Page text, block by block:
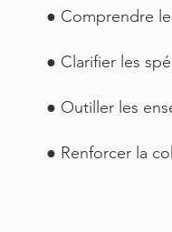
● Comprendre
● Clarifier les
● Outiller les
● Renforcer la